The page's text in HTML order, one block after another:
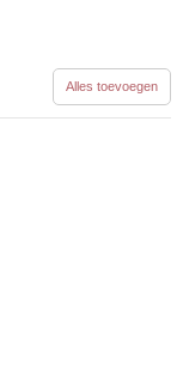
Alles toevoegen